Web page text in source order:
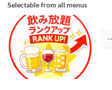
Selectable from all menus